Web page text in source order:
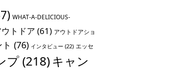
WHAT-A-DELICIOUS-
トドア (61) アウトドアショ
(76) インタビュー (22) エッセ
プ (218)キャン